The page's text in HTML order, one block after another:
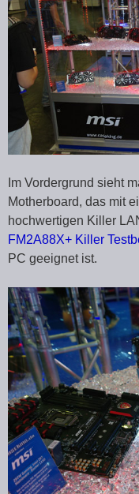
Im Vordergrund sieht
Motherboard, das mit
hochwertigen Killer
FM2A88X+ Killer
PC geeignet ist.